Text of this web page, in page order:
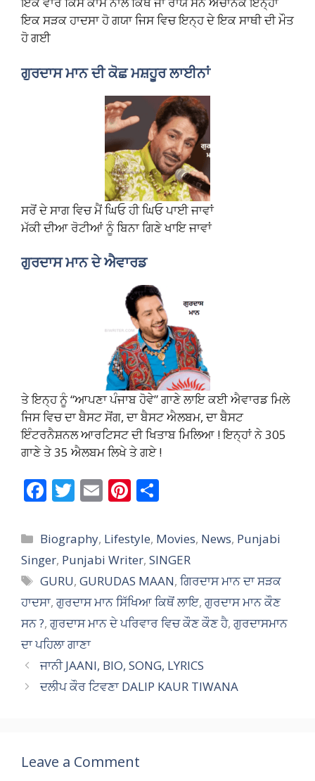
ਇਕ ਸੜਕ ਹਾਦਸਾ ਹੋ ਗਯਾ ਜਿਸ ਵਿਚ ਇਨ੍ਹ ਦੇ ਇਕ ਸਾਥੀ ਦੀ ਮੌਤ
ਹੋ ਗਈ
ਗੁਰਦਾਸ ਮਾਨ ਦੀ ਕੋਛ ਮਸ਼ਹੂਰ ਲਾਈਨਾਂ
ਸਰੋਂ ਦੇ ਸਾਗ ਵਿਚ ਮੈਂ ਘਿਓ ਹੀ ਘਿਓ ਪਾਈ ਜਾਵਾਂ
ਮੱਕੀ ਦੀਆ ਰੋਟੀਆਂ ਨੂੰ ਬਿਨਾ ਗਿਣੇ ਖਾਇ ਜਾਵਾਂ
ਗੁਰਦਾਸ ਮਾਨ ਦੇ ਐਵਾਰਡ
ਤੇ ਇਨ੍ਹ ਨੂੰ “ਆਪਣਾ ਪੰਜਾਬ ਹੋਵੇ” ਗਾਣੇ ਲਾਇ ਕਈ ਐਵਾਰਡ ਮਿਲੇ
ਜਿਸ ਵਿਚ ਦਾ ਬੈਸਟ ਸੋਂਗ, ਦਾ ਬੈਸਟ ਐਲਬਮ, ਦਾ ਬੈਸਟ
ਇੰਟਰਨੈਸ਼ਨਲ ਆਰਟਿਸਟ ਦੀ ਖਿਤਾਬ ਮਿਲਿਆ ! ਇਨ੍ਹਾਂ ਨੇ 305
ਗਾਣੇ ਤੇ 35 ਐਲਬਮ ਲਿਖੇ ਤੇ ਗਏ !
F
e
b
o
o
k
T
itt
er
E
ai
l
Pi
er
e
st
ar
e
Categories
Biography, Lifestyle, Movies, News, Punjabi
Singer, Punjabi Writer, SINGER
Tags
GURU,GURUDAS MAAN,ਗਿਰਦਾਸ ਮਾਨ ਦਾ ਸੜਕ
ਹਾਦਸਾ, ਗੁਰਦਾਸ ਮਾਨ ਸਿੱਖਿਆ ਕਿਥੋਂ ਲਾਇ, ਗੁਰਦਾਸ ਮਾਨ ਕੌਣ
ਸਨ ?, ਗੁਰਦਾਸ ਮਾਨ ਦੇ ਪਰਿਵਾਰ ਵਿਚ ਕੌਣ ਕੌਣ ਹੈ, ਗੁਰਦਾਸਮਾਨ
ਦਾ ਪਹਿਲਾ ਗਾਣਾ
ਜਾਨੀ JAANI, BIO, SONG, LYRICS
ਦਲੀਪ ਕੌਰ ਟਿਵਣਾ DALIP KAUR TIWANA
Leave a Comment